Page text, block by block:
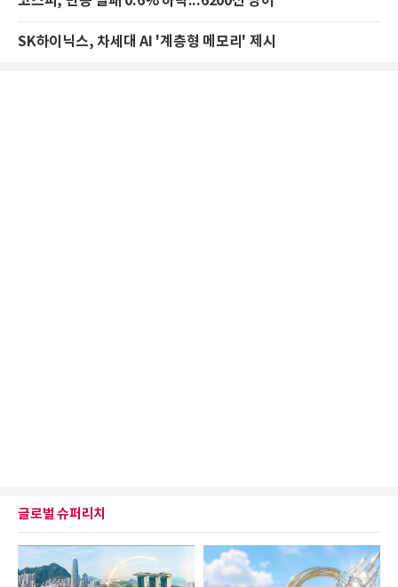
SK하이닉스, 차세대 AI '계층형 메모리' 제시
글로벌 슈퍼리치